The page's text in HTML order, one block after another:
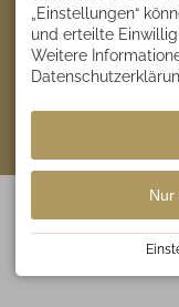
87538 Bolsterlang
DEUTSCHLAND
Tel.+49 8326 9300
Fax +49 8326 384 98
Mobil+49 171 417 36
„Einstellungen“
und erteilte
Weitere
Nur